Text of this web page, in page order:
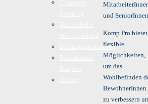
und
Komp Pro bietet
flexible
Möglichkeiten,
um das
Wohlbefinden
BewohnerInnen
zu verbessern
Bildungscontrolling